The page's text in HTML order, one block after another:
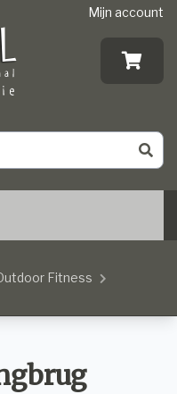
Mijn account
Fitness